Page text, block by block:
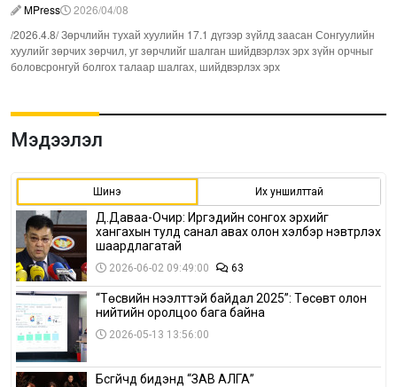
MPress
2026/04/08
/2026.4.8/ Зөрчлийн тухай хуулийн 17.1 дүгээр зүйлд заасан Сонгуулийн
хуулийг зөрчих зөрчил, уг зөрчлийг шалган шийдвэрлэх эрх зүйн орчныг
боловсронгуй болгох талаар шалгах, шийдвэрлэх эрх
Мэдээлэл
Шинэ Их уншилттай
Д.Даваа-Очир: Иргэдийн сонгох эрхийг
хангахын тулд санал авах олон хэлбэр нэвтрүүлэх
шаардлагатай
2026-06-02 09:49:00 63
“Төсвийн нээлттэй байдал 2025”: Төсөвт олон
нийтийн оролцоо бага байна
2026-05-13 13:56:00
Бүсгүйчүүд бидэнд “ЗАВ АЛГА”